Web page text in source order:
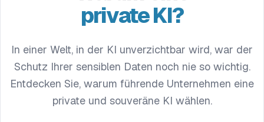
private KI?
In einer Welt, in der KI unverzichtbar wird, war der
Schutz Ihrer sensiblen Daten noch nie so wichtig.
Entdecken Sie, warum führende Unternehmen eine
private und souveräne KI wählen.